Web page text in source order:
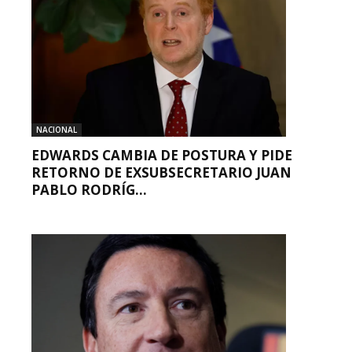
NACIONAL
EDWARDS CAMBIA DE POSTURA Y PIDE
RETORNO DE EXSUBSECRETARIO JUAN
PABLO RODRÍG...